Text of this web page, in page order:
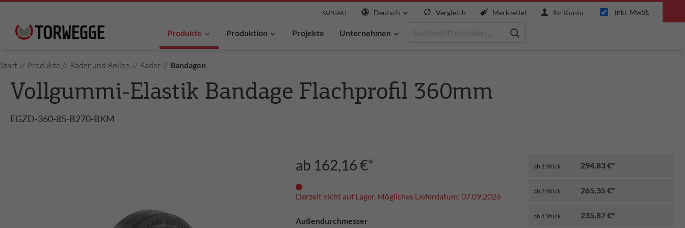
KONTAKT Deutsch Vergleich Merkzettel Ihr Konto inkl. MwSt.
Produkte Produktion Projekte Unternehmen
Start // Produkte // Räder und Rollen // Räder // Bandagen
Vollgummi-Elastik Bandage Flachprofil 360mm
EGZD-360-85-B270-BKM
ab 162,16 €*
Derzeit nicht auf Lager. Mögliches Lieferdatum: 07.09.2026
Außendurchmesser
ab 1 Stück 294,83 €*
ab 2 Stück 265,35 €*
ab4 Stück 235,87 €*